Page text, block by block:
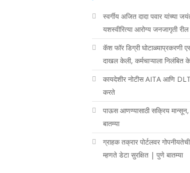
स्वर्गीय अजित दादा पवार यांच्या
यशस्वीरित्या आरोग्य जनजागृती
कॅश फॉर डिग्री घोटाळ्याप्रकरणी
दाखल केली, कर्मचाऱ्याला निलंबित
कायदेशीर नोटीस AITA आणि
करते
पाऊस आणण्यासाठी सक्रिय मान्सून,
बातम्या
ग्राहक तक्रार पोर्टलवर
म्हणते डेटा सुरक्षित | पुणे बातम्या